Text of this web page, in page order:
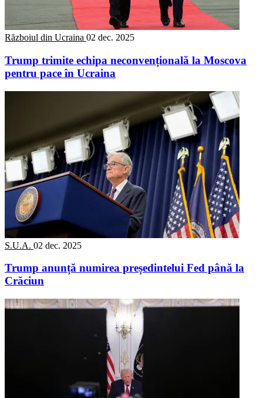
Războiul din Ucraina 02 dec. 2025
Trump trimite echipa neconvențională la Moscova
pentru pace în Ucraina
S.U.A. 02 dec. 2025
Trump anunță numirea președintelui Fed până la
Crăciun